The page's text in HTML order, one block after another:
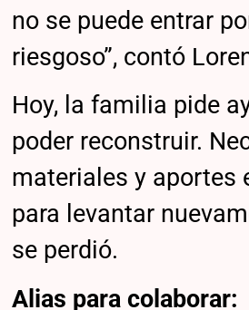
no se puede entrar
riesgoso”, contó
Hoy, la familia pide
poder reconstruir.
materiales y aportes
para levantar
se perdió.
Alias para colaborar: